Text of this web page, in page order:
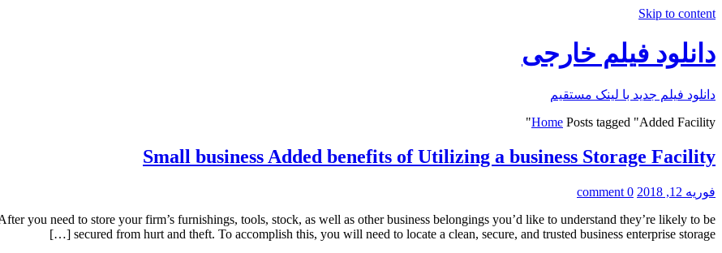
Skip to content
دانلود فیلم خارجی
دانلود فیلم جدید با لینک مستقیم
Home Posts tagged "Added Facility"
Small business Added benefits of Utilizing a business Storage Facility
فوریه 12, 2018
0 comment
you need to store your firm’s furnishings, tools, stock, as well as other business belongings you’d like to understand they’re likely to be
secured from hurt and theft. To accomplish this, you will need to locate a clean, secure, and trusted business enterprise storage […]